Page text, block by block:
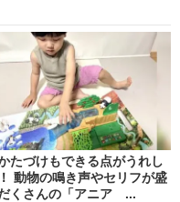
たづけもできる点がうれし
動物の鳴き声やセリフが盛
くさんの「アニア ...